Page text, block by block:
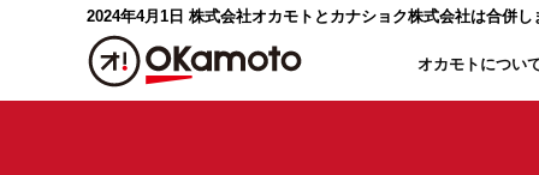
2024年4月1日 株式会社オカモトと カナショク株式会社は合併し
オカモトについ